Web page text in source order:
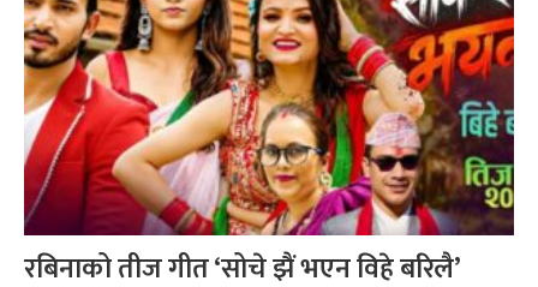
रबिनाको तीज गीत ‘सोचे झैं भएन विहे बरिलै’